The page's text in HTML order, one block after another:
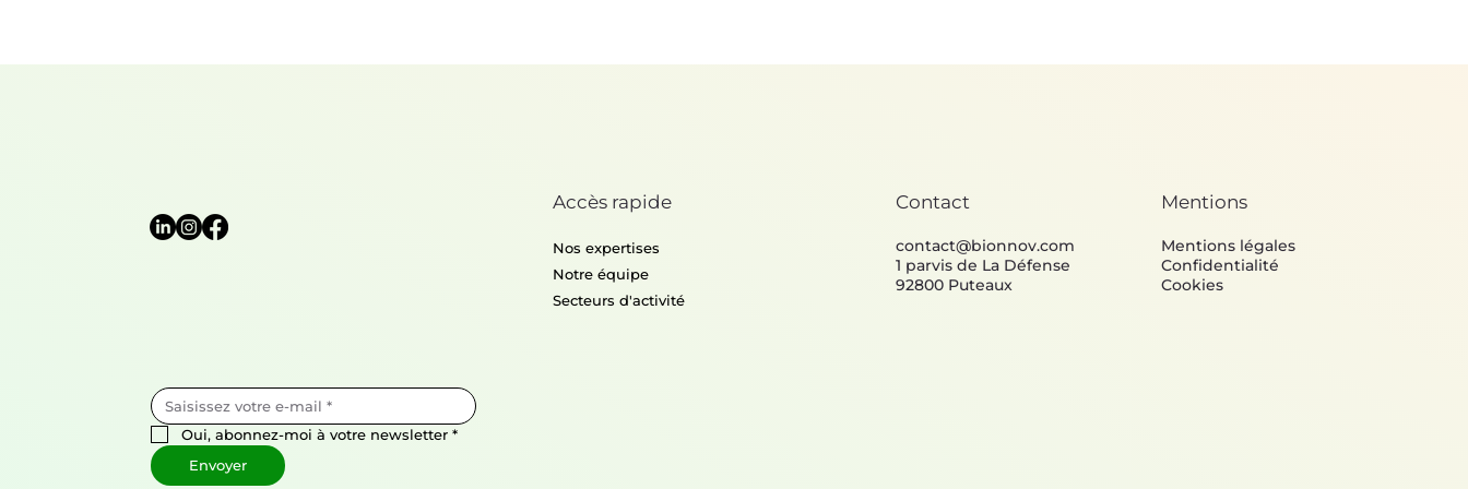
Oui, abonnez-moi à votre newsletter *
Envoyer
Accès rapide
Nos expertises
Notre équipe
Secteurs d'activité
Contact
contact@bionnov.com
1 parvis de La Défense
92800 Puteaux
Mentions
Mentions légales
Confidentialité
Cookies